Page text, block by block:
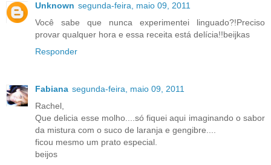
Unknown segunda-feira, maio 09, 2011
Você sabe que nunca experimentei linguado?!Preciso
provar qualquer hora e essa receita está delícia!!beijkas
Responder
Fabiana segunda-feira, maio 09, 2011
Rachel,
Que delicia esse molho....só fiquei aqui imaginando o sabor
da mistura com o suco de laranja e gengibre....
ficou mesmo um prato especial.
beijos